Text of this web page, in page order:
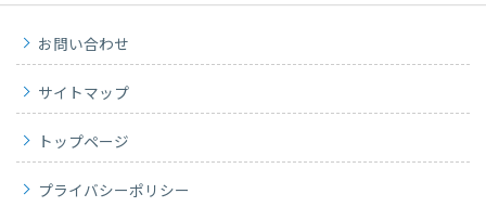
お問い合わせ
サイトマップ
トップページ
プライバシーポリシー